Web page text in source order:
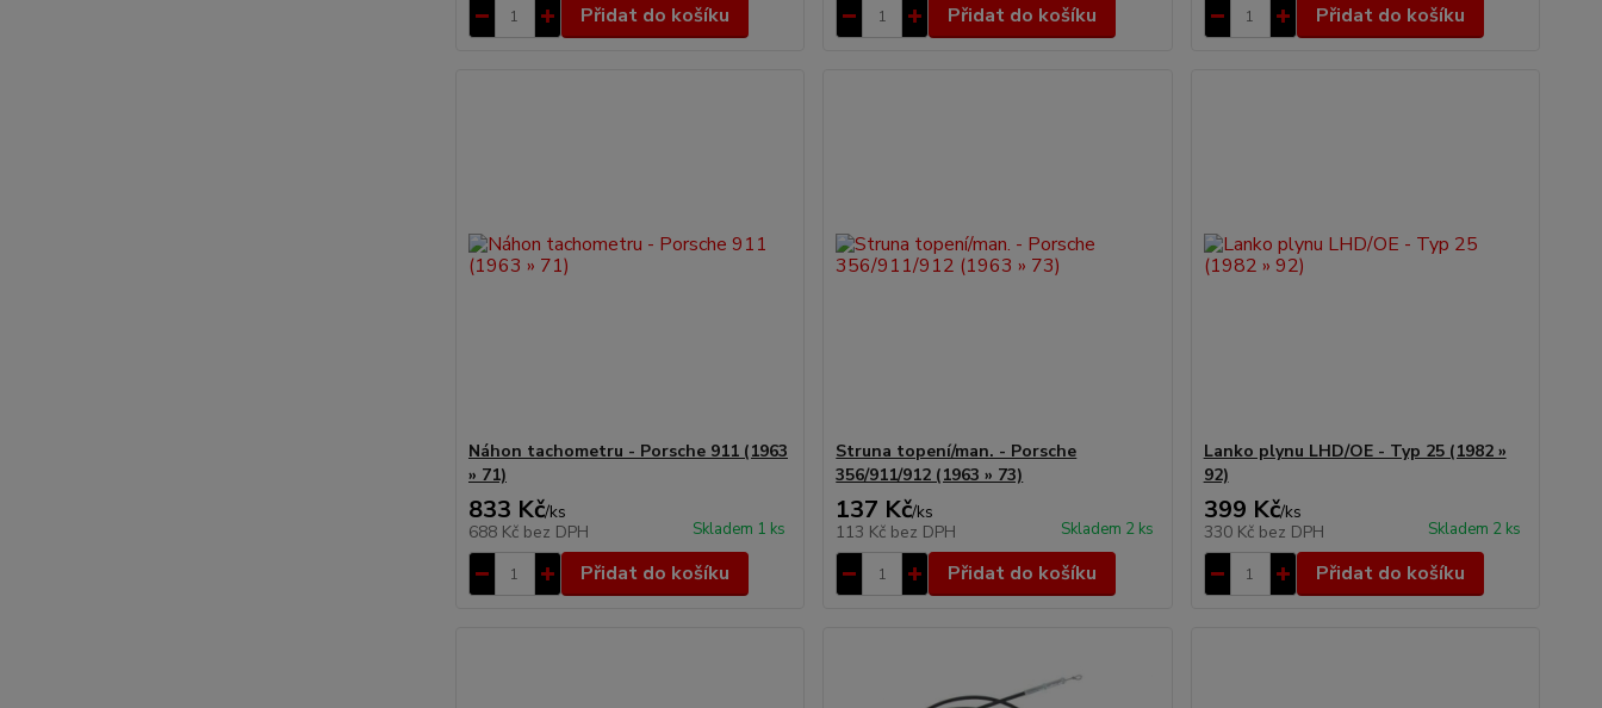
Přidat do košíku Přidat do košíku Přidat do košíku
Náhon tachometru - Porsche 911 (1963
» 71)
833 Kč/ks
688 Kč bez DPH Skladem 1 ks
Přidat do košíku
Struna topení/man. - Porsche
356/911/912 (1963 » 73)
137 Kč/ks
113 Kč bez DPH Skladem 2 ks
Přidat do košíku
Lanko plynu LHD/OE - Typ 25 (1982 »
92)
399 Kč/ks
330 Kč bez DPH Skladem 2 ks
Přidat do košíku